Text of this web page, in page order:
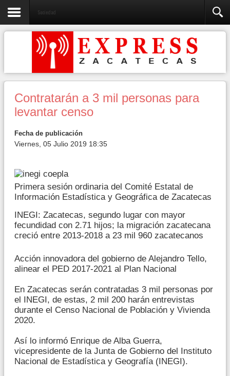
Sociedad
Contratarán a 3 mil personas para
levantar censo
Fecha de publicación
Viernes, 05 Julio 2019 18:35
Primera sesión ordinaria del Comité Estatal de
Información Estadística y Geográfica de Zacatecas
INEGI: Zacatecas, segundo lugar con mayor
fecundidad con 2.71 hijos; la migración zacatecana
creció entre 2013-2018 a 23 mil 960 zacatecanos
Acción innovadora del gobierno de Alejandro Tello,
alinear el PED 2017-2021 al Plan Nacional
En Zacatecas serán contratadas 3 mil personas por
el INEGI, de estas, 2 mil 200 harán entrevistas
durante el Censo Nacional de Población y Vivienda
2020.
Así lo informó Enrique de Alba Guerra,
vicepresidente de la Junta de Gobierno del Instituto
Nacional de Estadística y Geografía (INEGI).